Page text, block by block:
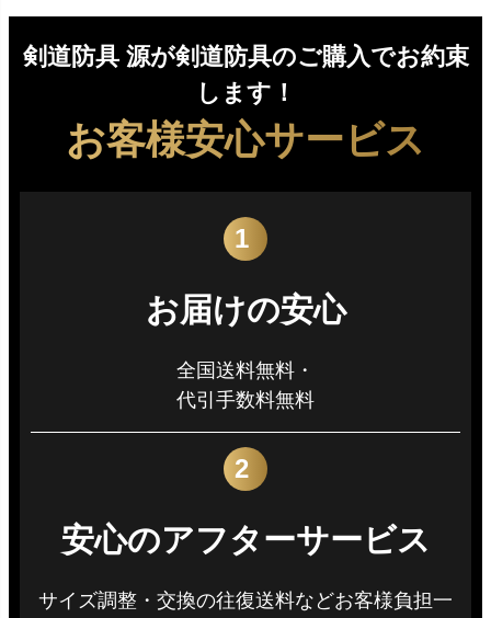
剣道防具 源が剣道防具のご購入でお約束
します！
お客様安心サービス
1
お届けの安心
全国送料無料・
代引手数料無料
2
安心のアフターサービス
サイズ調整・交換の往復送料などお客様負担一